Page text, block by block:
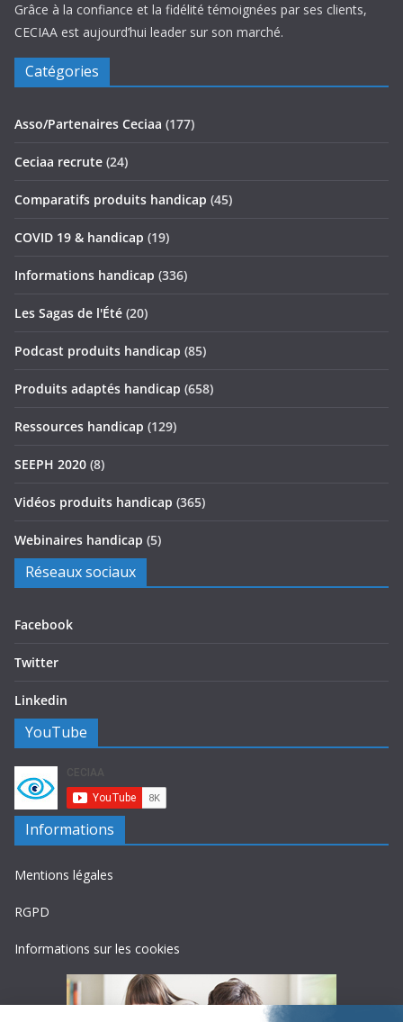
Grâce à la confiance et la fidélité témoignées par ses clients,
CECIAA est aujourd’hui leader sur son marché.
Catégories
Asso/Partenaires Ceciaa (177)
Ceciaa recrute (24)
Comparatifs produits handicap (45)
COVID 19 & handicap (19)
Informations handicap (336)
Les Sagas de l'Été (20)
Podcast produits handicap (85)
Produits adaptés handicap (658)
Ressources handicap (129)
SEEPH 2020 (8)
Vidéos produits handicap (365)
Webinaires handicap (5)
Réseaux sociaux
Facebook
Twitter
Linkedin
YouTube
Informations
Mentions légales
RGPD
Informations sur les cookies